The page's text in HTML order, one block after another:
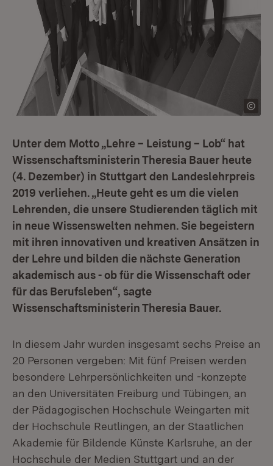
Unter dem Motto „Lehre – Leistung – Lob“ hat
Wissenschaftsministerin Theresia Bauer heute
(4. Dezember) in Stuttgart den Landeslehrpreis
2019 verliehen. „Heute geht es um die vielen
Lehrenden, die unsere Studierenden täglich mit
in neue Wissenswelten nehmen. Sie begeistern
mit ihren innovativen und kreativen Ansätzen in
der Lehre und bilden die nächste Generation
akademisch aus - ob für die Wissenschaft oder
für das Berufsleben“, sagte
Wissenschaftsministerin Theresia Bauer.
In diesem Jahr wurden insgesamt sechs Preise an
20 Personen vergeben: Mit fünf Preisen werden
besondere Lehrpersönlichkeiten und -konzepte
an den Universitäten Freiburg und Tübingen, an
der Pädagogischen Hochschule Weingarten mit
der Hochschule Reutlingen, an der Staatlichen
Akademie für Bildende Künste Karlsruhe, an der
Hochschule der Medien Stuttgart und an der